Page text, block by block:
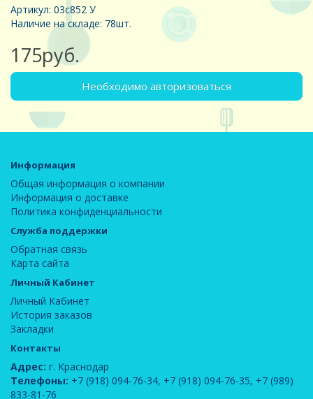
Артикул: 03с852 У
Наличие на складе: 78шт.
175руб.
Необходимо авторизоваться
Информация
Общая информация о компании
Информация о доставке
Политика конфиденциальности
Служба поддержки
Обратная связь
Карта сайта
Личный Кабинет
Личный Кабинет
История заказов
Закладки
Контакты
Адрес: г. Краснодар
Телефоны: +7 (918) 094-76-34, +7 (918) 094-76-35, +7 (989)
833-81-76